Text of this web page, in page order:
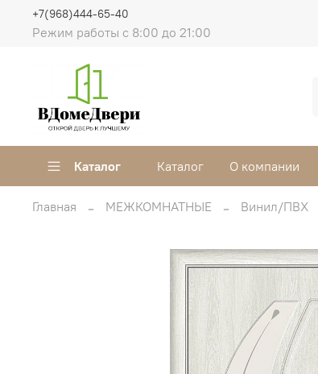
Режим работы с 8:00 до 21:00
+7(968)444-65-40
Каталог Каталог О компании
Главная МЕЖКОМНАТНЫЕ Винил/ПВХ